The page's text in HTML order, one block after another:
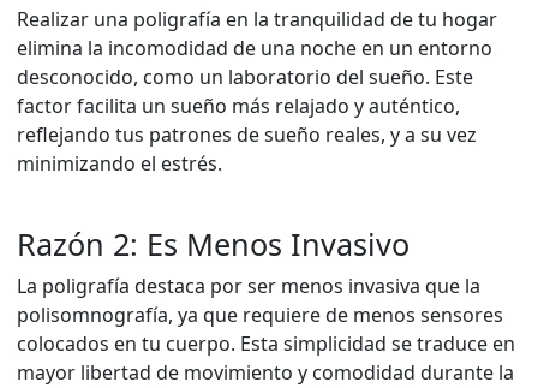
Realizar una poligrafía en la tranquilidad de tu hogar
elimina la incomodidad de una noche en un entorno
desconocido, como un laboratorio del sueño. Este
factor facilita un sueño más relajado y auténtico,
reflejando tus patrones de sueño reales, y a su vez
minimizando el estrés.
Razón 2: Es Menos Invasivo
La poligrafía destaca por ser menos invasiva que la
polisomnografía, ya que requiere de menos sensores
colocados en tu cuerpo. Esta simplicidad se traduce en
mayor libertad de movimiento y comodidad durante la